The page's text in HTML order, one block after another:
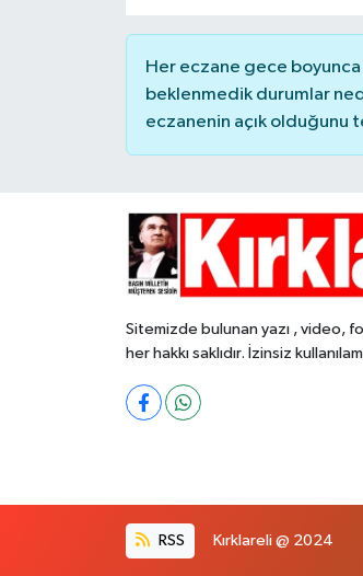
Her eczane gece boyunca
beklenmedik durumlar
eczanenin açık olduğunu
Sitemizde bulunan yazı , video,
her hakkı saklıdır. İzinsiz
RSS Kırklareli @ 2024